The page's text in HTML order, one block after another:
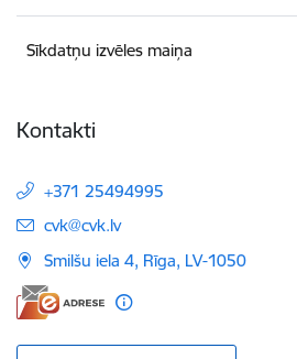
Sīkdatņu izvēles maiņa
Kontakti
+371 25494995
E-pasts:
cvk@cvk.lv
Smilšu iela 4, Rīga, LV-1050